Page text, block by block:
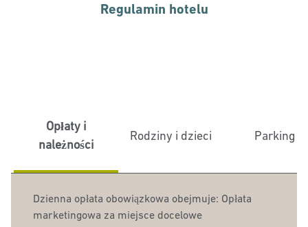
Regulamin hotelu
Opłaty i
należności
Rodziny i dzieci Parking
Dzienna opłata obowiązkowa obejmuje: Opłata
marketingowa za miejsce docelowe